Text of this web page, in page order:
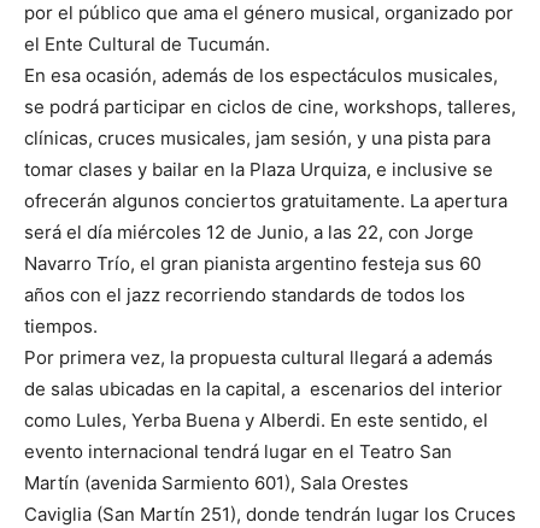
por el público que ama el género musical, organizado por
el Ente Cultural de Tucumán.
En esa ocasión, además de los espectáculos musicales,
se podrá participar en ciclos de cine, workshops, talleres,
clínicas, cruces musicales, jam sesión, y una pista para
tomar clases y bailar en la Plaza Urquiza, e inclusive se
ofrecerán algunos conciertos gratuitamente. La apertura
será el día miércoles 12 de Junio, a las 22, con Jorge
Navarro Trío, el gran pianista argentino festeja sus 60
años con el jazz recorriendo standards de todos los
tiempos.
Por primera vez, la propuesta cultural llegará a además
de salas ubicadas en la capital, a escenarios del interior
como Lules, Yerba Buena y Alberdi. En este sentido, el
evento internacional tendrá lugar en el Teatro San
Martín (avenida Sarmiento 601), Sala Orestes
Caviglia (San Martín 251), donde tendrán lugar los Cruces